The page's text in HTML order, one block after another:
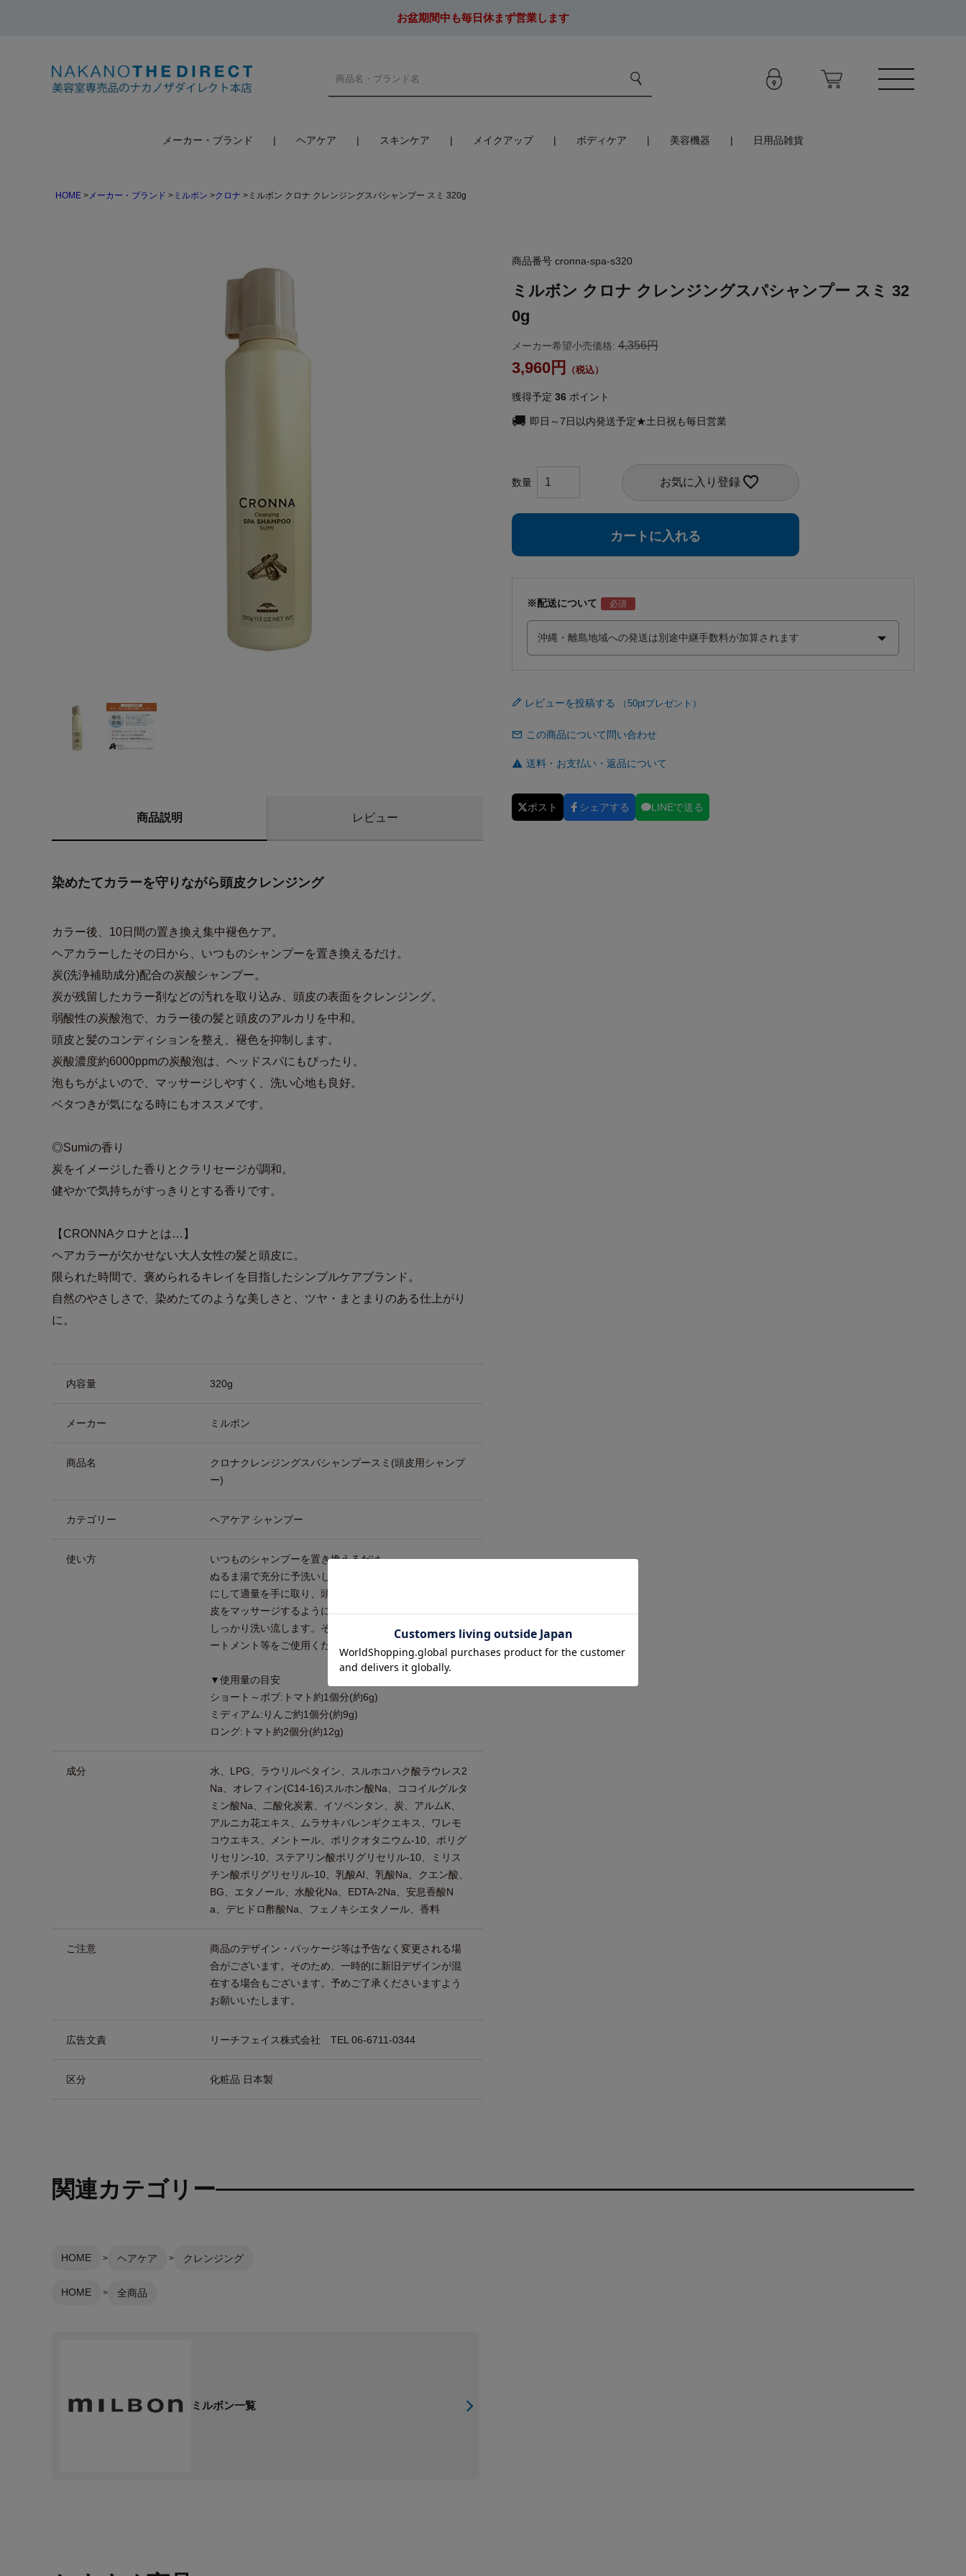
お盆期間中も毎日休まず営業します
メーカー・ブランド ヘアケア スキンケア メイクアップ ボディケア 美容機器 日用品雑貨
HOME メーカー・ブランド ミルボン クロナ ミルボン クロナ クレンジングスパシャンプー スミ 320g
商品説明 レビュー
染めたてカラーを守りながら頭皮クレンジング
カラー後、10日間の置き換え集中褪色ケア。
ヘアカラーしたその日から、いつものシャンプーを置き換えるだけ。
炭(洗浄補助成分)配合の炭酸シャンプー。
炭が残留したカラー剤などの汚れを取り込み、頭皮の表面をクレンジング。
弱酸性の炭酸泡で、カラー後の髪と頭皮のアルカリを中和。
頭皮と髪のコンディションを整え、褪色を抑制します。
炭酸濃度約6000ppmの炭酸泡は、ヘッドスパにもぴったり。
泡もちがよいので、マッサージしやすく、洗い心地も良好。
ベタつきが気になる時にもオススメです。
◎Sumiの香り
炭をイメージした香りとクラリセージが調和。
健やかで気持ちがすっきりとする香りです。
【CRONNAクロナとは…】
ヘアカラーが欠かせない大人女性の髪と頭皮に。
限られた時間で、褒められるキレイを目指したシンプルケアブランド。
自然のやさしさで、染めたてのような美しさと、ツヤ・まとまりのある仕上がり
に。
内容量 320g
メーカー ミルボン
商品名
クロナクレンジングスパシャンプースミ(頭皮用シャンプ
ー)
カテゴリー ヘアケア シャンプー
使い方
いつものシャンプーを置き換えるだけ。
ぬるま湯で充分に予洗いした後、容器をよく振り、直立
にして適量を手に取り、頭皮全体に泡を行き渡らせて頭
皮をマッサージするように洗います。あとはぬるま湯で
しっかり洗い流します。その後、充分に水気を取りトリ
ートメント等をご使用ください。
▼使用量の目安
ショート～ボブ:トマト約1個分(約6g)
ミディアム:りんご約1個分(約9g)
ロング:トマト約2個分(約12g)
成分
水、LPG、ラウリルベタイン、スルホコハク酸ラウレス2
Na、オレフィン(C14-16)スルホン酸Na、ココイルグルタ
ミン酸Na、二酸化炭素、イソペンタン、炭、アルムK、
アルニカ花エキス、ムラサキバレンギクエキス、ワレモ
コウエキス、メントール、ポリクオタニウム-10、ポリグ
リセリン-10、ステアリン酸ポリグリセリル-10、ミリス
チン酸ポリグリセリル-10、乳酸AI、乳酸Na、クエン酸、
BG、エタノール、水酸化Na、EDTA-2Na、安息香酸N
a、デヒドロ酢酸Na、フェノキシエタノール、香料
ご注意
商品のデザイン・パッケージ等は予告なく変更される場
合がございます。そのため、一時的に新旧デザインが混
在する場合もございます。予めご了承くださいますよう
お願いいたします。
広告文責 リーチフェイス株式会社 TEL 06-6711-0344
区分 化粧品 日本製
商品番号 cronna-spa-s320
ミルボン クロナ クレンジングスパシャンプー スミ 32
0g
メーカー希望小売価格: 4,356
3,960
獲得予定 36 ポイント
即日～7日以内発送予定★土日祝も毎日営業
お気に入り登録
カートに入れる
※配送について
レビューを投稿する
この商品について問い合わせ
送料・お支払い・返品について
ポスト シェアする LINEで送る
関連カテゴリー
HOME ヘアケア クレンジング
HOME 全商品
ミルボン一覧